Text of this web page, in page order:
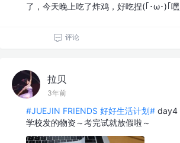
了，今天晚上吃了炸鸡，好吃捏(｢･ω･)｢嘿
评论
拉贝
3年前
#JUEJIN FRIENDS 好好生活计划# day4
学校发的物资～考完试就放假啦～